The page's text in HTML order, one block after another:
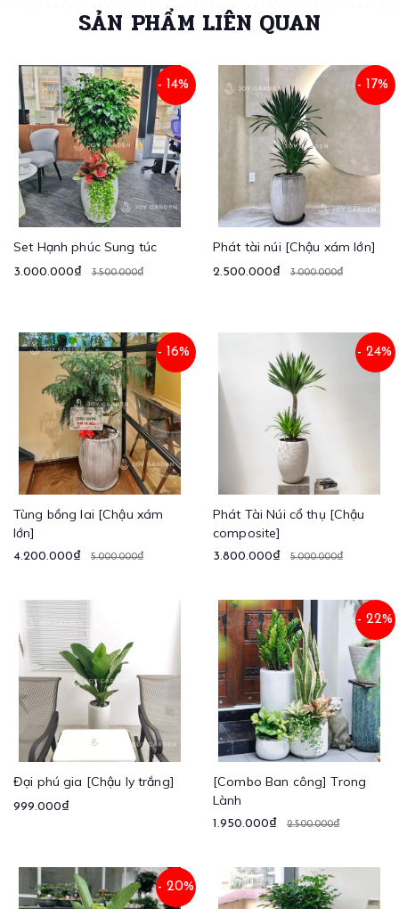
SẢN PHẨM LIÊN QUAN
- 14%
Set Hạnh phúc Sung túc
3.000.000₫ 3.500.000₫
- 17%
Phát tài núi [Chậu xám lớn]
2.500.000₫ 3.000.000₫
- 16%
Tùng bồng lai [Chậu xám
lớn]
4.200.000₫ 5.000.000₫
- 24%
Phát Tài Núi cổ thụ [Chậu
composite]
3.800.000₫ 5.000.000₫
Đại phú gia [Chậu ly trắng]
999.000₫
- 22%
[Combo Ban công] Trong
Lành
1.950.000₫ 2.500.000₫
- 20%